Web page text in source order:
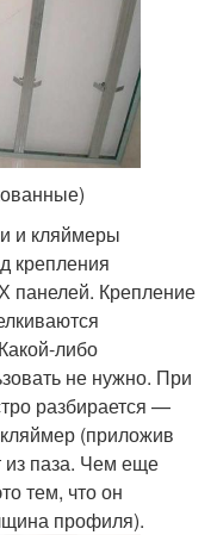
и кляймеры
крепления
панелей. Крепление
либо
не нужно. При
разбирается —
(приложив
из паза. Чем еще
тем, что он
профиля).